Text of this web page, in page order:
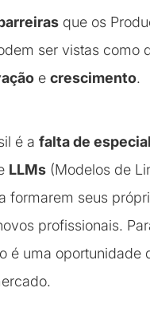
que os
ser vistas como
e crescimento.
é a falta de
LLMs (Modelos de
formarem seus
profissionais.
é uma oportunidade